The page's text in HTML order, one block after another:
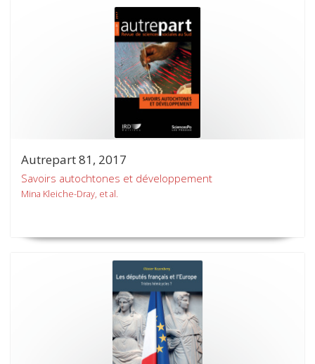
Autrepart 81, 2017
Savoirs autochtones et développement
Mina Kleiche-Dray, et al.